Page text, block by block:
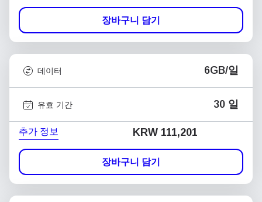
장바구니 담기
데이터 6GB/일
유효 기간 30 일
추가 정보 KRW 111,201
장바구니 담기